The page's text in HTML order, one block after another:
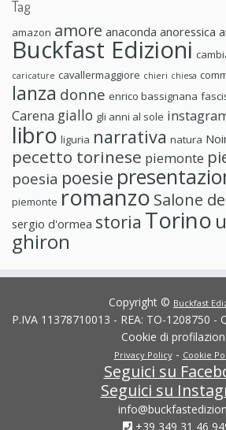
Tag
amazon amore anaconda anoressica
Buckfast Edizioni
caricature cavallermaggiore chieri chiesa
lanza donne enrico bassignana
Carena giallo gli anni al sole
libro liguria narrativa natura
pecetto torinese piemonte
poesia poesie
piemonte romanzo Salone
sergio d'ormea storia Torino
ghiron
Copyright © Buckfast
P.IVA 11378710013 - REA: TO-1208750
Cookie di
Privacy Policy- Cookie
Seguici su
Seguici su
+39 349 31 46